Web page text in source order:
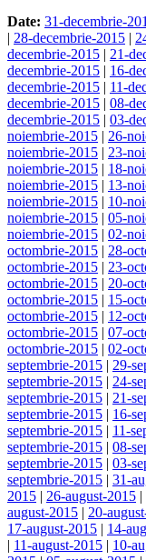
Date: 31-decembrie-
| 28-decembrie-2015 |
decembrie-2015 | 21-
decembrie-2015 | 16-
decembrie-2015 | 11-
decembrie-2015 | 08-
decembrie-2015 | 03-
noiembrie-2015 | 26-
noiembrie-2015 | 23-
noiembrie-2015 | 18-
noiembrie-2015 | 13-
noiembrie-2015 | 10-
noiembrie-2015 | 05-
noiembrie-2015 | 02-
octombrie-2015 | 28-
octombrie-2015 | 23-
octombrie-2015 | 20-
octombrie-2015 | 15-
octombrie-2015 | 12-
octombrie-2015 | 07-
octombrie-2015 | 02-
septembrie-2015 | 29-
septembrie-2015 | 24-
septembrie-2015 | 21-
septembrie-2015 | 16-
septembrie-2015 | 11-
septembrie-2015 | 08-
septembrie-2015 | 03-
septembrie-2015 | 31-
2015 | 26-august-2015 |
august-2015 | 20-
17-august-2015 | 14-
| 11-august-2015 | 10-